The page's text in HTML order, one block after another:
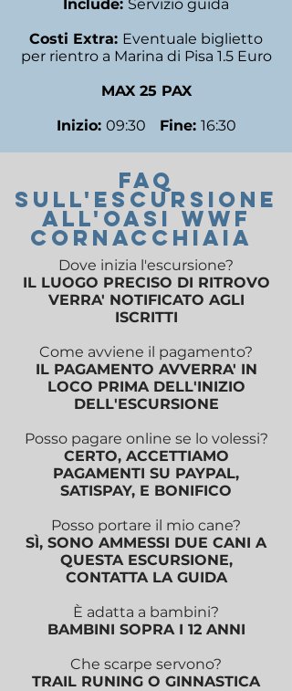
Include: Servizio guida
Costi Extra: Eventuale biglietto
per rientro a Marina di Pisa 1.5 Euro
MAX 25 PAX
Inizio: 09:30 Fine: 16:30
FAQ
SUll'ESCURSIONE
ALL'OASI WWF
CORNACCHIAIA
Dove inizia l'escursione?
IL LUOGO PRECISO DI RITROVO
VERRA' NOTIFICATO AGLI
ISCRITTI
Come avviene il pagamento?
IL PAGAMENTO AVVERRA' IN
LOCO PRIMA DELL'INIZIO
DELL'ESCURSIONE
Posso pagare online se lo volessi?
CERTO, ACCETTIAMO
PAGAMENTI SU PAYPAL,
SATISPAY, E BONIFICO
Posso portare il mio cane?
SÌ, SONO AMMESSI DUE CANI A
QUESTA ESCURSIONE,
CONTATTA LA GUIDA
È adatta a bambini?
BAMBINI SOPRA I 12 ANNI
Che scarpe servono?
TRAIL RUNING O GINNASTICA